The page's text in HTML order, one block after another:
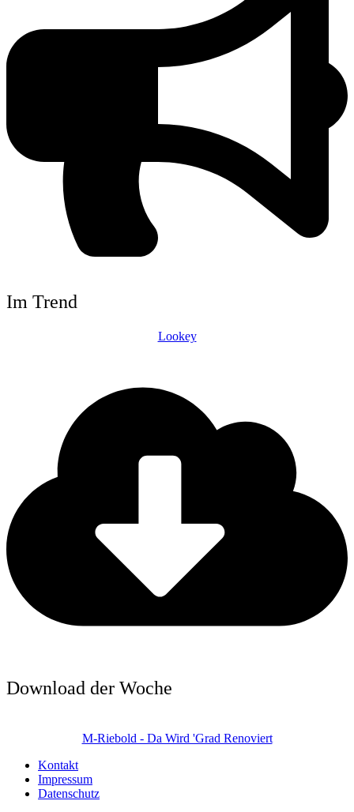
Im Trend
Lookey
Download der Woche
M-Riebold - Da Wird 'Grad Renoviert
Kontakt
Impressum
Datenschutz